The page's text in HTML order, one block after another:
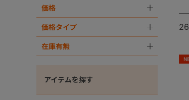
価格
価格タイプ
在庫有無
アイテムを探す
26